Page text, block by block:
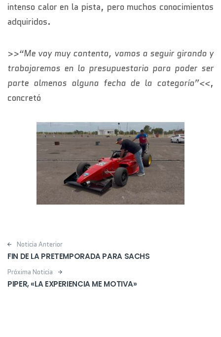
intenso calor en la pista, pero muchos conocimientos
adquiridos.
>>“Me voy muy contenta, vamos a seguir girando y
trabajaremos en lo presupuestario para poder ser
parte almenos alguna fecha de la categoría”<<,
concretó
Post navigation
Noticia Anterior
FIN DE LA PRETEMPORADA PARA SACHS
Próxima Noticia
PIPER, «LA EXPERIENCIA ME MOTIVA»